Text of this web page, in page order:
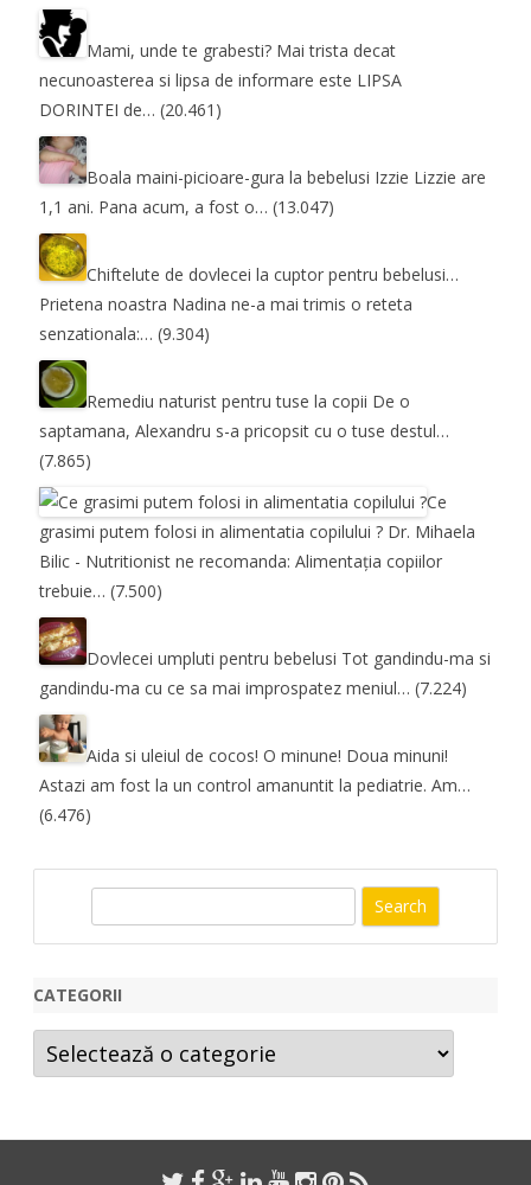
Mami, unde te grabesti? Mai trista decat
necunoasterea si lipsa de informare este LIPSA
DORINTEI de… (20.461)
Boala maini-picioare-gura la bebelusi Izzie Lizzie are
1,1 ani. Pana acum, a fost o… (13.047)
Chiftelute de dovlecei la cuptor pentru bebelusi…
Prietena noastra Nadina ne-a mai trimis o reteta
senzationala:… (9.304)
Remediu naturist pentru tuse la copii De o
saptamana, Alexandru s-a pricopsit cu o tuse destul…
(7.865)
Ce
grasimi putem folosi in alimentatia copilului ? Dr. Mihaela
Bilic - Nutritionist ne recomanda: Alimentația copiilor
trebuie… (7.500)
Dovlecei umpluti pentru bebelusi Tot gandindu-ma si
gandindu-ma cu ce sa mai improspatez meniul… (7.224)
Aida si uleiul de cocos! O minune! Doua minuni!
Astazi am fost la un control amanuntit la pediatrie. Am…
(6.476)
r
CATEGORII
Categorii